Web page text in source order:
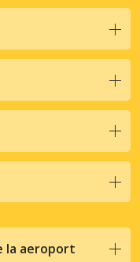
la aeroport